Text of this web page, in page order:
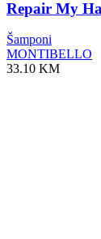
Repair My
Šamponi
MONTIBELLO
33.10 KM